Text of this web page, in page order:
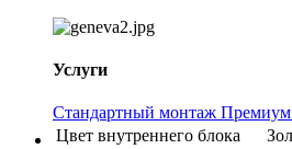
Услуги
Стандартный монтаж
Цвет внутреннего блока